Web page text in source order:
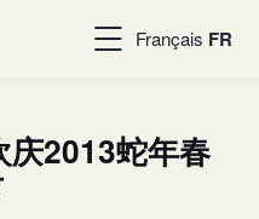
Français FR
2013蛇年春